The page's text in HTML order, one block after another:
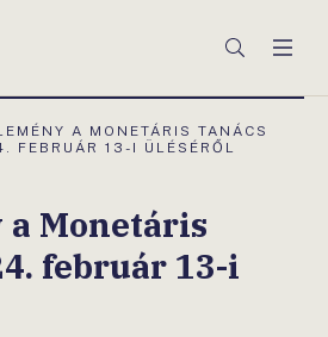
Keresés
A MONETÁRIS TANÁCS
FEBRUÁR 13-I ÜLÉSÉRŐL
a Monetáris
február 13-i